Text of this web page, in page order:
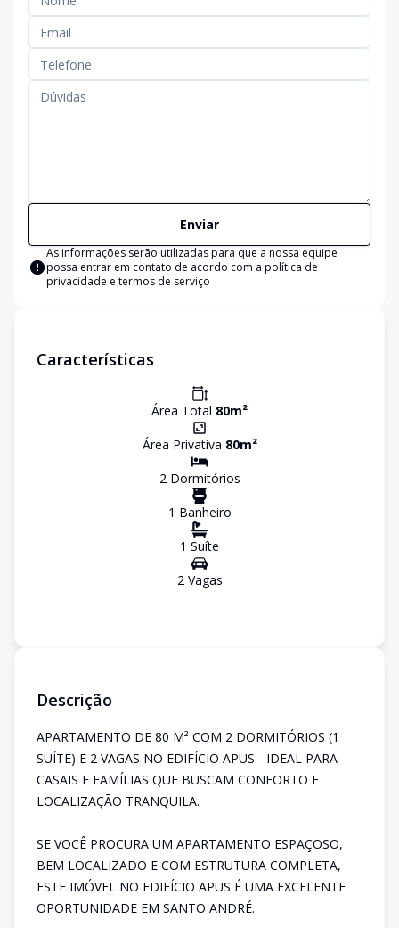
Enviar
As informações serão utilizadas para que a nossa equipe
possa entrar em contato de acordo com a política de
privacidade e termos de serviço
Características
Área Total 80m²
Área Privativa 80m²
2Dormitórios
1 Banheiro
1 Suíte
2Vagas
Descrição
APARTAMENTO DE 80 M² COM 2 DORMITÓRIOS (1
SUÍTE) E 2 VAGAS NO EDIFÍCIO APUS - IDEAL PARA
CASAIS E FAMÍLIAS QUE BUSCAM CONFORTO E
LOCALIZAÇÃO TRANQUILA.
SE VOCÊ PROCURA UM APARTAMENTO ESPAÇOSO,
BEM LOCALIZADO E COM ESTRUTURA COMPLETA,
ESTE IMÓVEL NO EDIFÍCIO APUS É UMA EXCELENTE
OPORTUNIDADE EM SANTO ANDRÉ.